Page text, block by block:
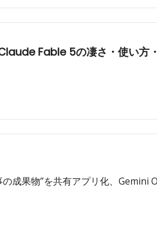
Fable 5の凄さ・使い方
成果物”を共有アプリ化、